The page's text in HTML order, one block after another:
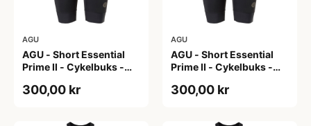
AGU
AGU - Short Essential
Prime II - Cykelbuks -
300,00 kr
AGU
AGU - Short Essential
Prime II - Cykelbuks -
300,00 kr